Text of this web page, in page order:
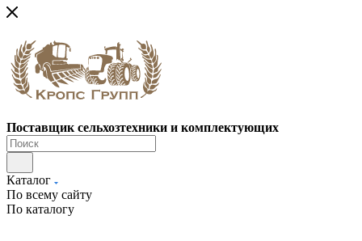
Поставщик сельхозтехники и комплектующих
Каталог
По всему сайту
По каталогу